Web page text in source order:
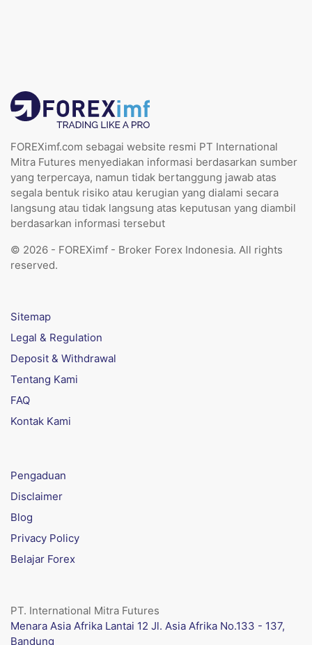
FOREXimf.com sebagai website resmi PT International
Mitra Futures menyediakan informasi berdasarkan sumber
yang terpercaya, namun tidak bertanggung jawab atas
segala bentuk risiko atau kerugian yang dialami secara
langsung atau tidak langsung atas keputusan yang diambil
berdasarkan informasi tersebut
© 2026 - FOREXimf - Broker Forex Indonesia. All rights
reserved.
Sitemap
Legal & Regulation
Deposit & Withdrawal
Tentang Kami
FAQ
Kontak Kami
Pengaduan
Disclaimer
Blog
Privacy Policy
Belajar Forex
PT. International Mitra Futures
Menara Asia Afrika Lantai 12 Jl. Asia Afrika No.133 - 137,
Bandung